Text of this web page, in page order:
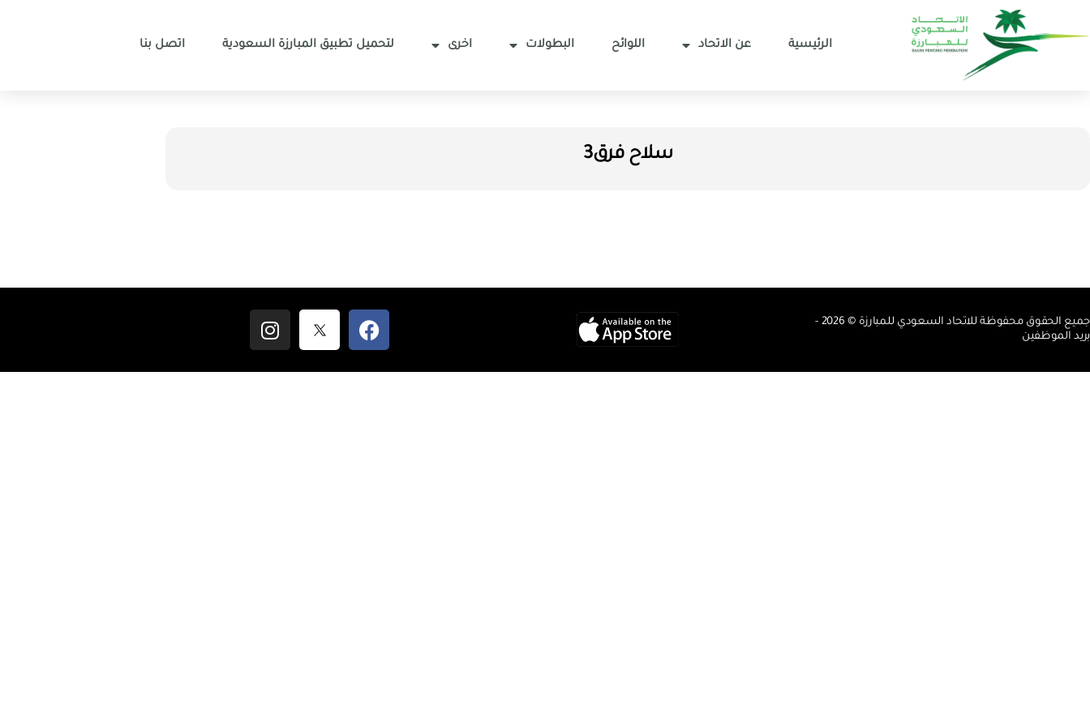
الرئيسية عن الاتحاد اللوائح البطولات اخرى لتحميل تطبيق المبارزة السعودية اتصل بنا
سلاح فرق3
جميع الحقوق محفوظة للاتحاد السعودي للمبارزة © 2026 -
بريد الموظفين